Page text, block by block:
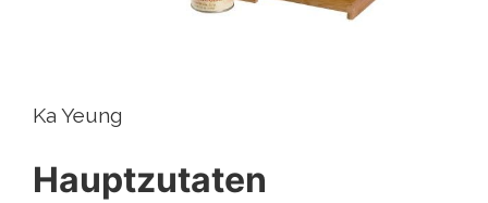
Ka Yeung
Hauptzutaten